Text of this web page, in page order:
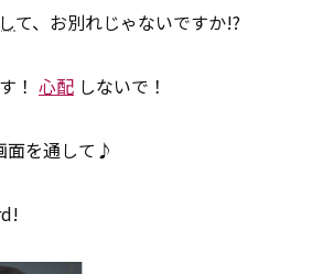
て、お別れじゃないですか!?
！ 心配 しないで！
面を通して♪